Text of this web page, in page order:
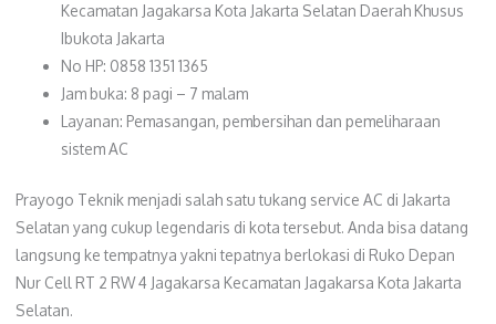
Kecamatan Jagakarsa Kota Jakarta Selatan Daerah Khusus
Ibukota Jakarta
No HP: 0858 1351 1365
Jam buka: 8 pagi – 7 malam
Layanan: Pemasangan, pembersihan dan pemeliharaan
sistem AC
Prayogo Teknik menjadi salah satu tukang service AC di Jakarta
Selatan yang cukup legendaris di kota tersebut. Anda bisa datang
langsung ke tempatnya yakni tepatnya berlokasi di Ruko Depan
Nur Cell RT 2 RW 4 Jagakarsa Kecamatan Jagakarsa Kota Jakarta
Selatan.